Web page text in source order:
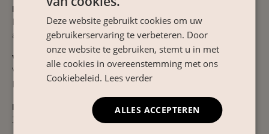
Materiaal
Materiaal niet gespecificeerd. Goudkleurige
afwerking met een glanzende, verfijnde uitstraling.
Verzorgingsinstructies
Vermijd contact met water, parfum en cosmetica.
Bewaar apart om de kwaliteit mooi te houden.
Product Nr.
3310
Deze website gebruikt cookies om uw
gebruikerservaring te verbeteren. Door
onze website te gebruiken, stemt u in met
alle cookies in overeenstemming met ons
Cookiebeleid. Lees verder
ALLES ACCEPTEREN